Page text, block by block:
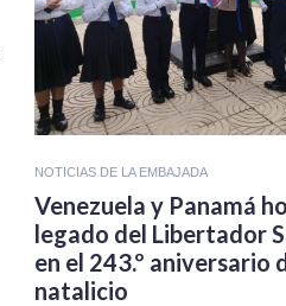
NOTICIAS DE LA EMBAJADA
Venezuela y Panamá
legado del Libertador
en el 243.º aniversario
natalicio